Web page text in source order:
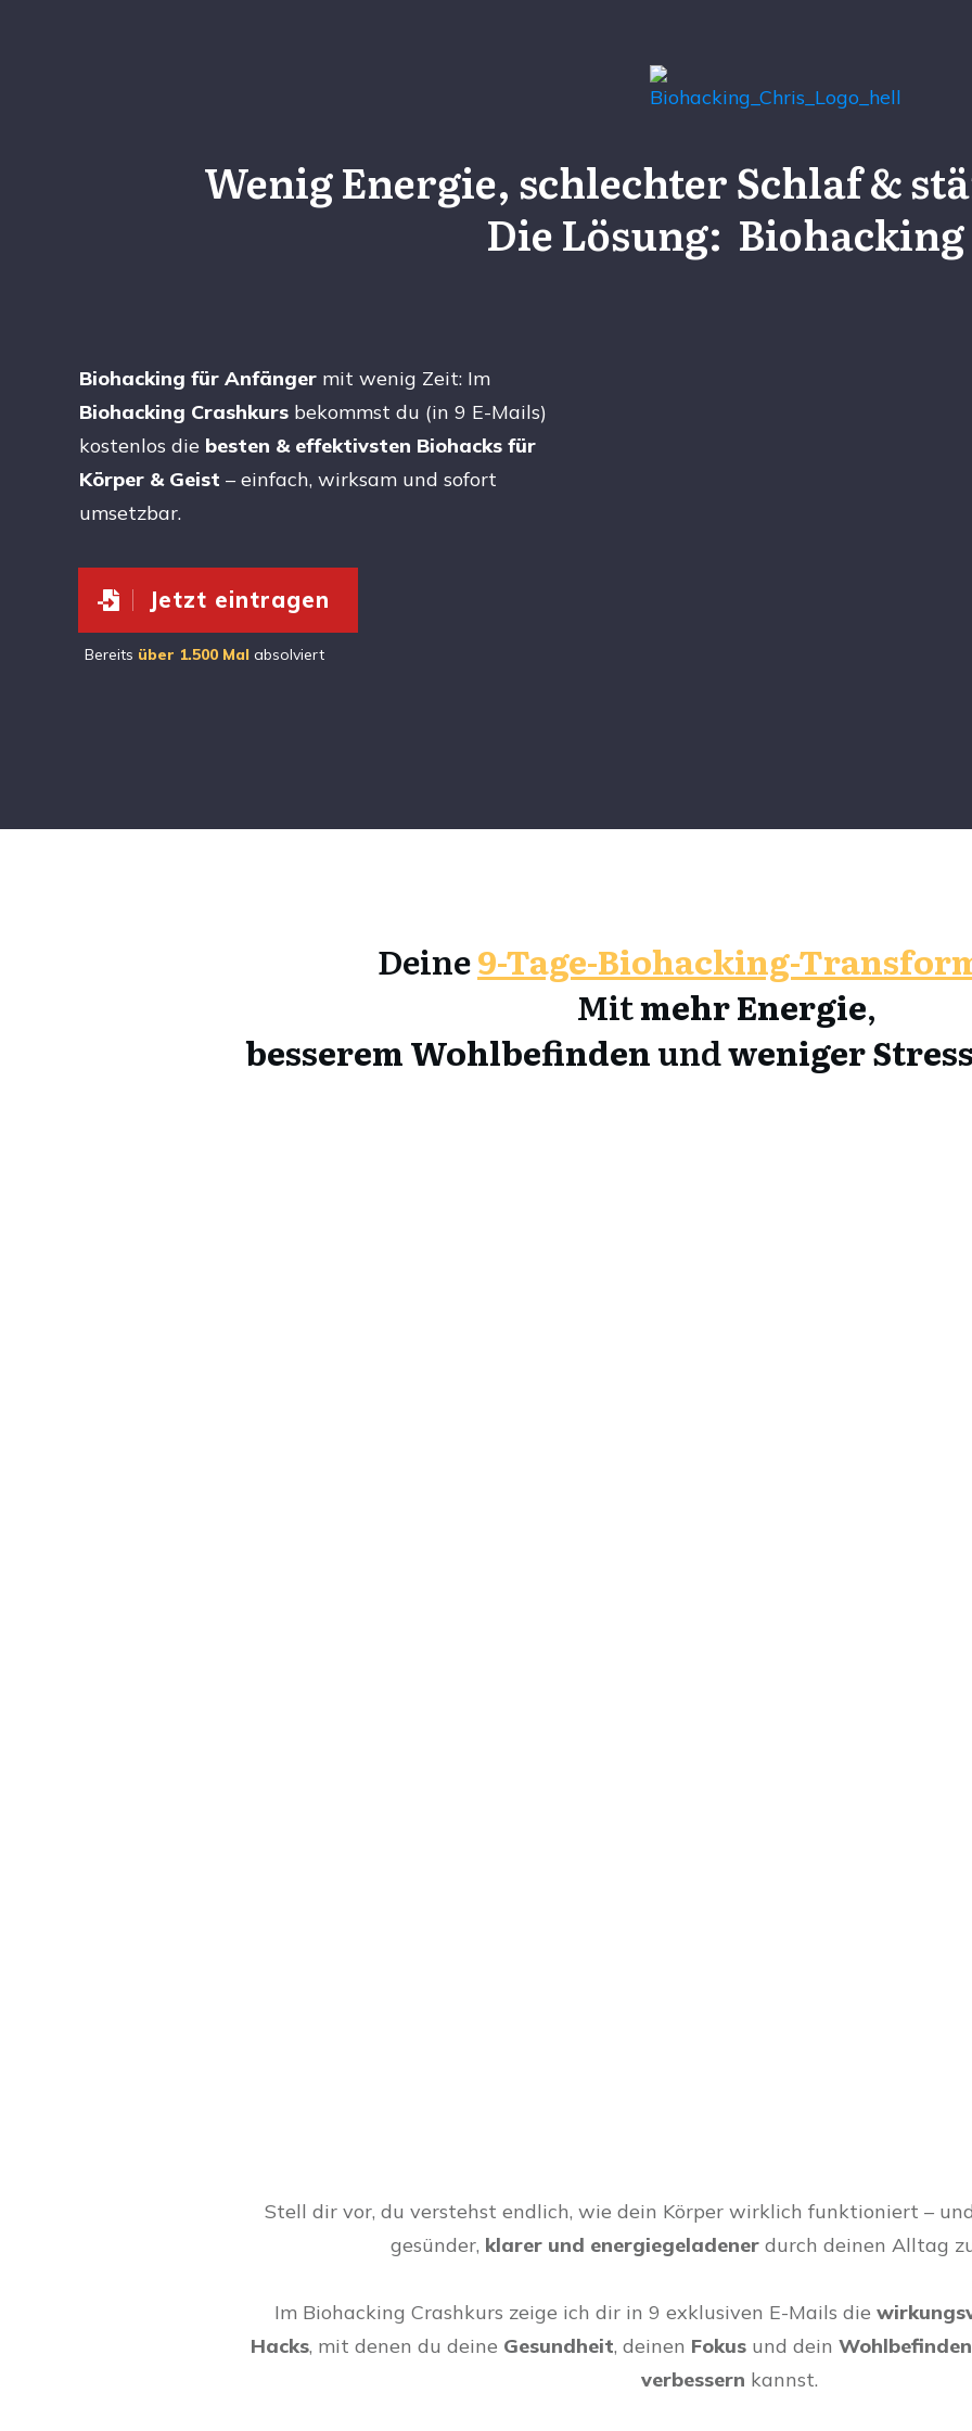
Wenig Energie, schlechter Schlaf &
Die Lösung: Biohacking
Biohacking für Anfänger mit wenig Zeit: Im
Biohacking Crashkurs bekommst du (in 9 E-Mails)
kostenlos die besten & effektivsten Biohacks für
Körper & Geist – einfach, wirksam und sofort
umsetzbar.
Jetzt eintragen
Bereits über 1.500 Mal absolviert
Deine9-Tage-Biohacking-
Mitmehr Energie,
besserem Wohlbefindenundweniger Stress
Stell dir vor, du verstehst endlich, wie dein Körper wirklich funktioniert –
gesünder, klarer und energiegeladener durch deinen Alltag
Im Biohacking Crashkurs zeige ich dir in 9 exklusiven E-Mails die
Hacks, mit denen du deine Gesundheit, deinen Fokus und dein Wohlbefinden
verbessern kannst.